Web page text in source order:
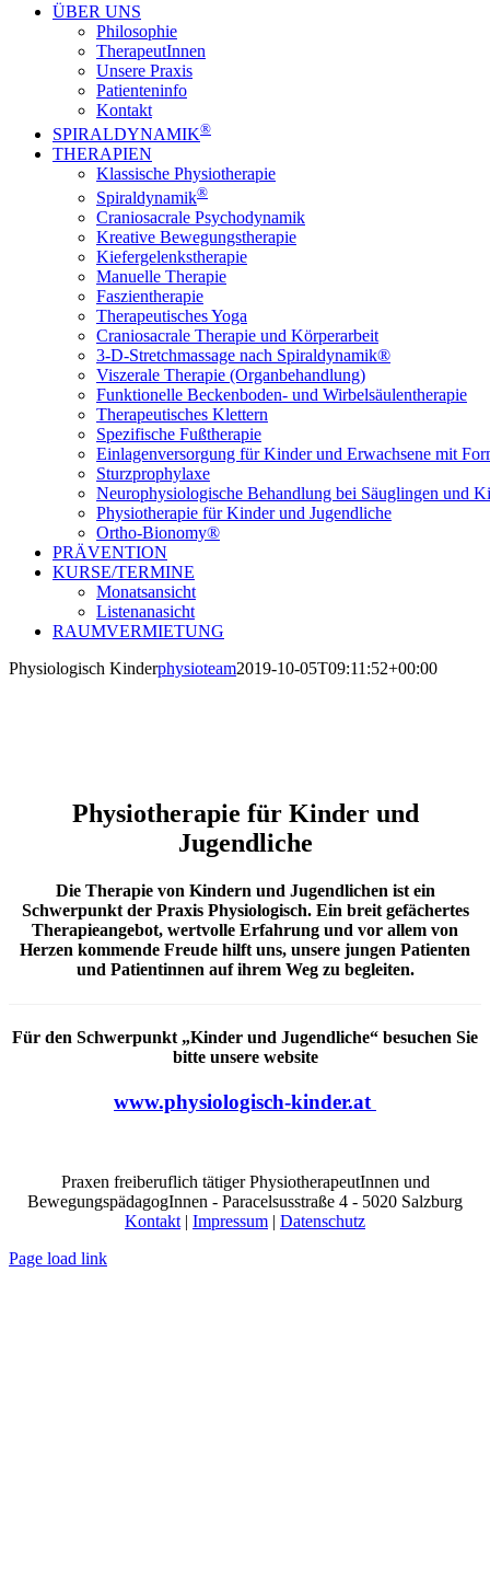
ÜBER UNS
Philosophie
TherapeutInnen
Unsere Praxis
Patienteninfo
Kontakt
SPIRALDYNAMIK®
THERAPIEN
Klassische Physiotherapie
Spiraldynamik®
Craniosacrale Psychodynamik
Kreative Bewegungstherapie
Kiefergelenkstherapie
Manuelle Therapie
Faszientherapie
Therapeutisches Yoga
Craniosacrale Therapie und Körperarbeit
3-D-Stretchmassage nach Spiraldynamik®
Viszerale Therapie (Organbehandlung)
Funktionelle Beckenboden- und Wirbelsäulentherapie
Therapeutisches Klettern
Spezifische Fußtherapie
Einlagenversorgung für Kinder und Erwachsene mit
Sturzprophylaxe
Neurophysiologische Behandlung bei Säuglingen und
Physiotherapie für Kinder und Jugendliche
Ortho-Bionomy®
PRÄVENTION
KURSE/TERMINE
Monatsansicht
Listenanasicht
RAUMVERMIETUNG
Physiologisch Kinderphysioteam2019-10-05T09:11:52+00:00
Physiotherapie für Kinder und
Jugendliche
Die Therapie von Kindern und Jugendlichen ist ein
Schwerpunkt der Praxis Physiologisch. Ein breit gefächertes
Therapieangebot, wertvolle Erfahrung und vor allem von
Herzen kommende Freude hilft uns, unsere jungen Patienten
und Patientinnen auf ihrem Weg zu begleiten.
Für den Schwerpunkt „Kinder und Jugendliche“ besuchen Sie
bitte unsere website
www.physiologisch-kinder.at
Praxen freiberuflich tätiger PhysiotherapeutInnen und
BewegungspädagogInnen - Paracelsusstraße 4 - 5020 Salzburg
Kontakt | Impressum | Datenschutz
Page load link